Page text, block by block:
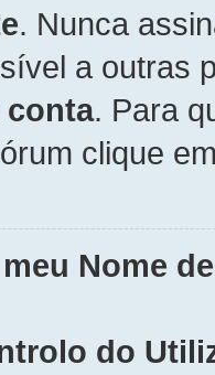
. Nunca
a outras
conta. Para
clique
Nome
do